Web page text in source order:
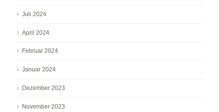
Juli 2024
April 2024
Februar 2024
Januar 2024
Dezember 2023
November 2023